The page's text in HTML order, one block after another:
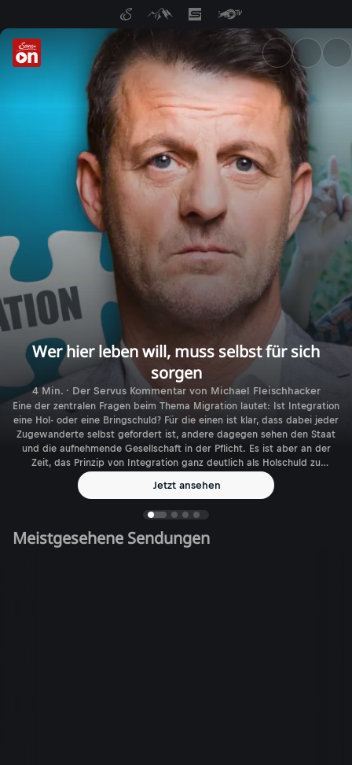
ServusTV On: Livestreams,
Wer hier leben will, muss selbst für sich
sorgen
4 Min. · Der Servus Kommentar von Michael Fleischhacker
Eine der zentralen Fragen beim Thema Migration lautet: Ist Integration
eine Hol- oder eine Bringschuld? Für die einen ist klar, dass dabei jeder
Zugewanderte selbst gefordert ist, andere dagegen sehen den Staat
und die aufnehmende Gesellschaft in der Pflicht. Es ist aber an der
Zeit, das Prinzip von Integration ganz deutlich als Holschuld zu
Jetzt ansehen
Meistgesehene Sendungen